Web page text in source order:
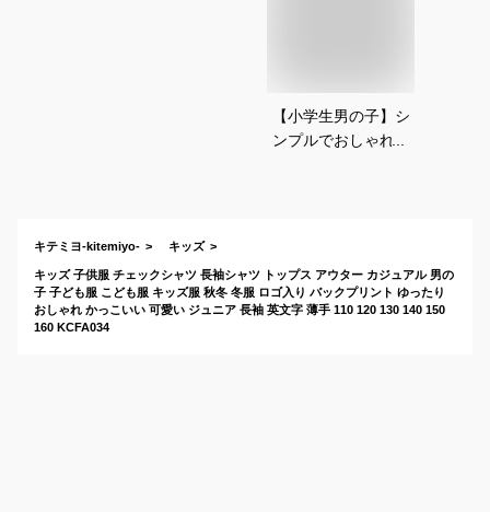
【小学生男の子】シ
ンプルでおしゃれ！
キテミヨ-kitemiyo- キッズ
キッズ 子供服 チェックシャツ 長袖シャツ トップス アウター カジュアル 男の
子 子ども服 こども服 キッズ服 秋冬 冬服 ロゴ入り バックプリント ゆったり
おしゃれ かっこいい 可愛い ジュニア 長袖 英文字 薄手 110 120 130 140 150
160 KCFA034